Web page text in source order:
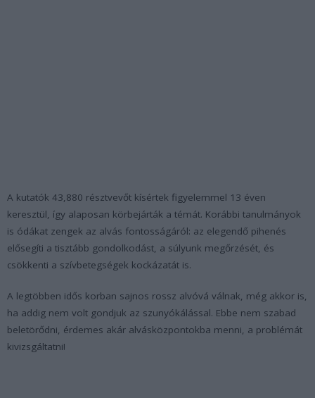
A kutatók 43,880 résztvevőt kísértek figyelemmel 13 éven
keresztül, így alaposan körbejárták a témát. Korábbi tanulmányok
is ódákat zengek az alvás fontosságáról: az elegendő pihenés
elősegíti a tisztább gondolkodást, a súlyunk megőrzését, és
csökkenti a szívbetegségek kockázatát is.
A legtöbben idős korban sajnos rossz alvóvá válnak, még akkor is,
ha addig nem volt gondjuk az szunyókálással. Ebbe nem szabad
beletörődni, érdemes akár alvásközpontokba menni, a problémát
kivizsgáltatni!